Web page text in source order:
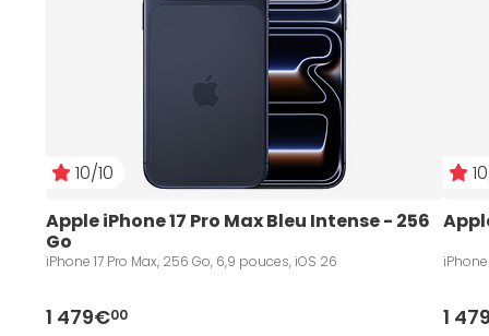
10/10
Apple iPhone 17 Pro Max Bleu Intense - 256
Go
iPhone 17 Pro Max, 256 Go, 6,9 pouces, iOS 26
1 479€00 1